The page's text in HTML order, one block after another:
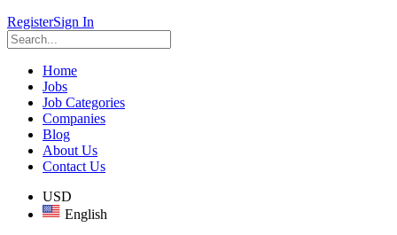
RegisterSign In
Home
Jobs
Job Categories
Companies
Blog
About Us
Contact Us
USD
English